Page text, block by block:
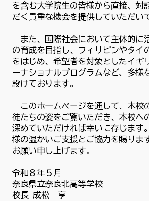
を含む大学院生の皆様から直接、対
だく貴重な機会を提供していただい
また、国際社会において主体的に
の育成を目指し、フィリピンやタイ
をはじめ、希望者を対象としたイギ
ーナショナルプログラムなど、多様
設けております。
このホームページを通して、本校
徒たちの姿をご覧いただき、本校へ
深めていただければ幸いに存じます
様の温かいご支援とご協力を賜りま
お願い申し上げます。
令和８年５月
奈良県立奈良北高等学校
校長 成松 亨